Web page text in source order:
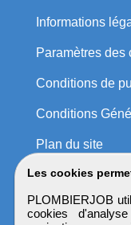
Les cookies
PLOMBIERJOB
cookies
Informations
Paramètres des
Conditions de
Conditions
Plan du site